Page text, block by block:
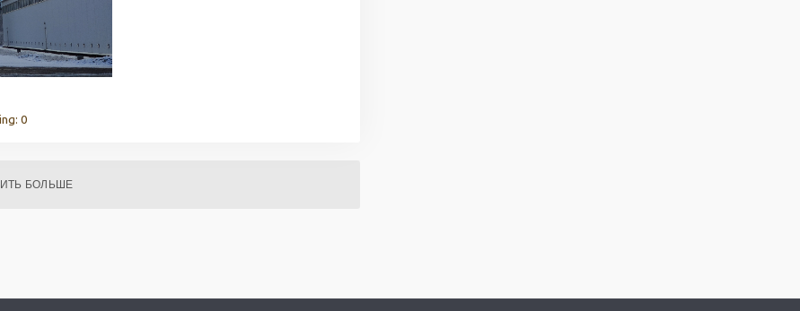
0
БОЛЬШЕ